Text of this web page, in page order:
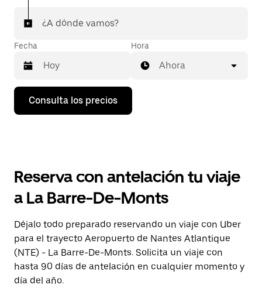
¿A dónde vamos?
Fecha
Pulsa
flecha
calendario
seleccionar
fecha.
Pulsa
el
botón
de
escape
para
Hora
Ahora
Consulta los precios
Reserva con antelación tu viaje
a La Barre-De-Monts
Déjalo todo preparado reservando un viaje con Uber
para el trayecto Aeropuerto de Nantes Atlantique
(NTE) - La Barre-De-Monts. Solicita un viaje con
hasta 90 días de antelación en cualquier momento y
día del año.